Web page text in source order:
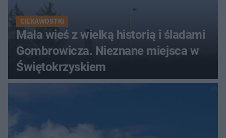
CIEKAWOSTKI
Mała wieś z wielką historią i śladami
Gombrowicza. Nieznane miejsca w
Świętokrzyskiem